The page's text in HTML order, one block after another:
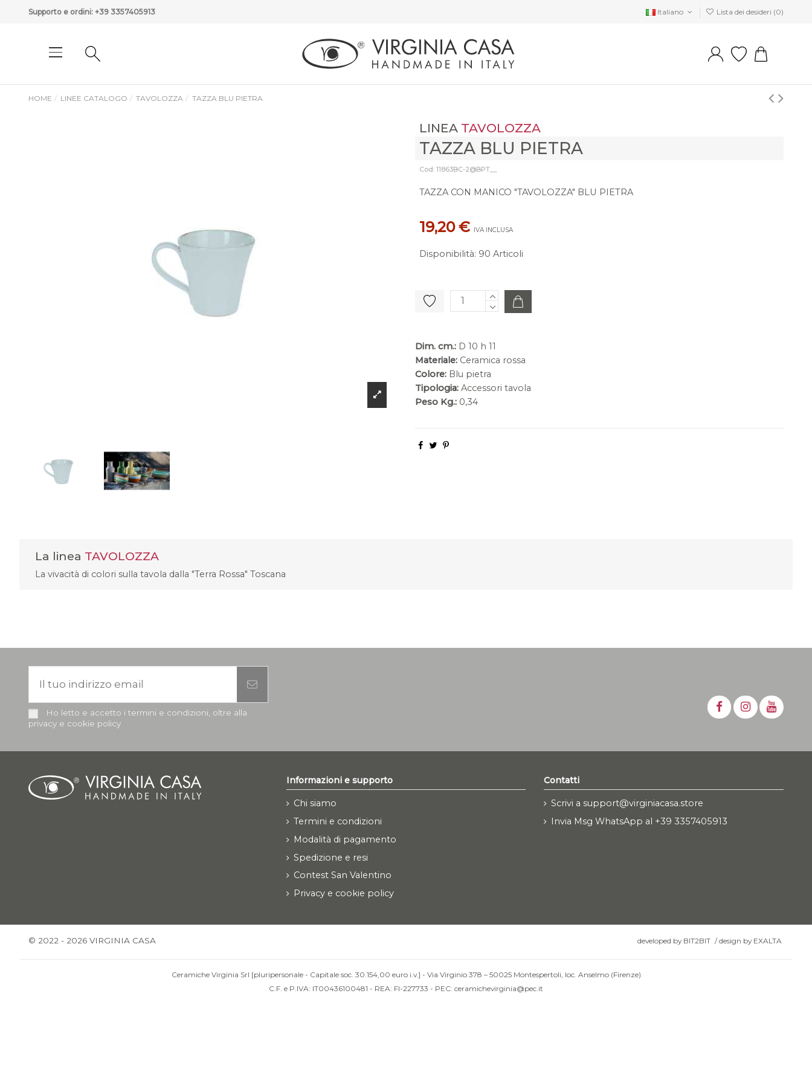
Supporto e ordini: +39 3357405913 Italiano Lista dei desideri (0)
HOME LINEE CATALOGO TAVOLOZZA TAZZA BLU PIETRA
LINEA TAVOLOZZA
TAZZA BLU PIETRA
Cod: 11863BC-2@BPT__
TAZZA CON MANICO "TAVOLOZZA" BLU PIETRA
19,20 € IVA INCLUSA
Disponibilità: 90 Articoli
Dim. cm.: D 10 h 11
Materiale: Ceramica rossa
Colore: Blu pietra
Tipologia: Accessori tavola
Peso Kg.: 0,34
La linea TAVOLOZZA
La vivacità di colori sulla tavola dalla "Terra Rossa" Toscana
Ho letto e accetto i termini e condizioni, oltre alla
privacy e cookie policy
Informazioni e supporto
Chi siamo
Termini e condizioni
Modalità di pagamento
Spedizione e resi
Contest San Valentino
Privacy e cookie policy
Contatti
Scrivi a support@virginiacasa.store
Invia Msg WhatsApp al +39 3357405913
© 2022 - 2026 VIRGINIA CASA developed by BIT2BIT /design by EXALTA
Ceramiche Virginia Srl [pluripersonale - Capitale soc. 30.154,00 euro i.v.] - Via Virginio 378 – 50025 Montespertoli, loc. Anselmo (Firenze)
C.F. e P.IVA: IT00436100481 - REA: FI-227733 - PEC: ceramichevirginia@pec.it